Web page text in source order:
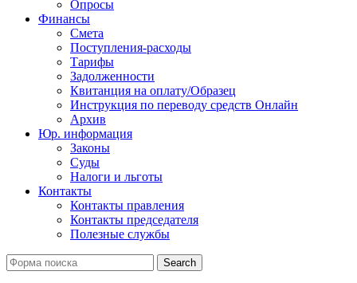
Опросы
Финансы
Смета
Поступления-расходы
Тарифы
Задолженности
Квитанция на оплату/Образец
Инструкция по переводу средств Онлайн
Архив
Юр. информация
Законы
Суды
Налоги и льготы
Контакты
Контакты правления
Контакты председателя
Полезные службы
Search